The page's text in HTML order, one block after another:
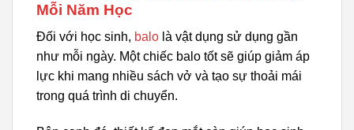
Mỗi Năm Học
Đối với học sinh, balo là vật dụng sử dụng gần
như mỗi ngày. Một chiếc balo tốt sẽ giúp giảm áp
lực khi mang nhiều sách vở và tạo sự thoải mái
trong quá trình di chuyển.